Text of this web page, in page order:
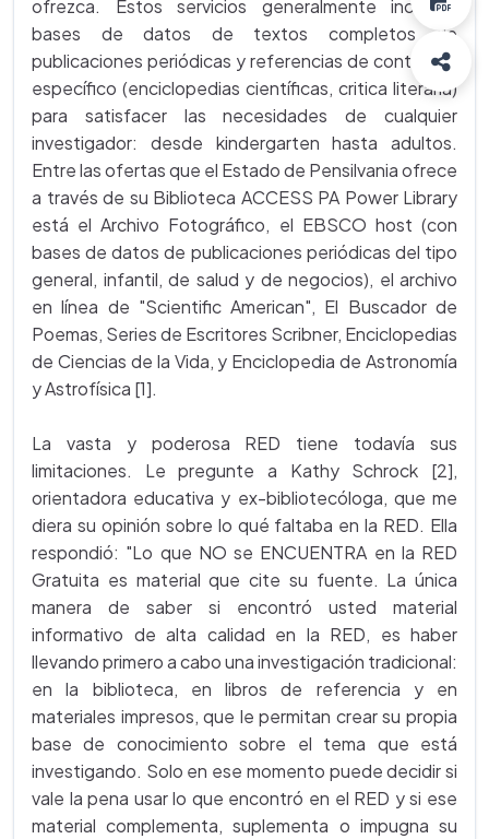
ofrezca. Estos servicios generalmente incluyen
bases de datos de textos completos de
publicaciones periódicas y referencias de contenido
específico (enciclopedias científicas, critica literaria)
para satisfacer las necesidades de cualquier
investigador: desde kindergarten hasta adultos.
Entre las ofertas que el Estado de Pensilvania ofrece
a través de su Biblioteca ACCESS PA Power Library
está el Archivo Fotográfico, el EBSCO host (con
bases de datos de publicaciones periódicas del tipo
general, infantil, de salud y de negocios), el archivo
en línea de "Scientific American", El Buscador de
Poemas, Series de Escritores Scribner, Enciclopedias
de Ciencias de la Vida, y Enciclopedia de Astronomía
y Astrofísica [1].
La vasta y poderosa RED tiene todavía sus
limitaciones. Le pregunte a Kathy Schrock [2],
orientadora educativa y ex-bibliotecóloga, que me
diera su opinión sobre lo qué faltaba en la RED. Ella
respondió: "Lo que NO se ENCUENTRA en la RED
Gratuita es material que cite su fuente. La única
manera de saber si encontró usted material
informativo de alta calidad en la RED, es haber
llevando primero a cabo una investigación tradicional:
en la biblioteca, en libros de referencia y en
materiales impresos, que le permitan crear su propia
base de conocimiento sobre el tema que está
investigando. Solo en ese momento puede decidir si
vale la pena usar lo que encontró en el RED y si ese
material complementa, suplementa o impugna su